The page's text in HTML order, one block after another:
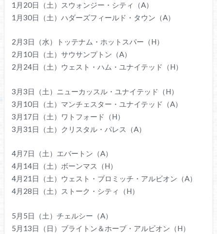
1月20日（土）スウォンジー・シティ（A）
1月30日（土）ハダーズフィールド・タウン（A）
2月3日（水）トッテナム・ホットスパー（H）
2月10日（土）サウサンプトン（A）
2月24日（土）ウェスト・ハム・ユナイテッド（H）
3月3日（土）ニューカッスル・ユナイテッド（H）
3月10日（土）マンチェスター・ユナイテッド（A）
3月17日（土）ワトフォード（H）
3月31日（土）クリスタル・パレス（A）
4月7日（土）エバートン（A）
4月14日（土）ボーンマス（H）
4月21日（土）ウェスト・ブロミッチ・アルビオン（A）
4月28日（土）ストーク・シティ（H）
5月5日（土）チェルシー（A）
5月13日（日）ブライトン＆ホーブ・アルビオン（H）